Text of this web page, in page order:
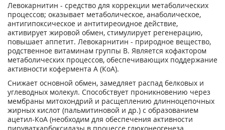
Левокарнитин - средство для коррекции метаболических
процессов; оказывает метаболическое, анаболическое,
антигипоксическое и антитиреоидное действие,
активирует жировой обмен, стимулирует регенерацию,
повышает аппетит. Левокарнитин - природное вещество,
родственное витаминам группы В. Является кофактором
метаболических процессов, обеспечивающих поддержание
активности кофермента А (КоА).
Снижает основной обмен, замедляет распад белковых и
углеводных молекул. Способствует проникновению через
мембраны митохондрий и расщеплению длинноцепочных
жирных кислот (пальмитиновой и др.) с образованием
ацетил-КоА (необходим для обеспечения активности